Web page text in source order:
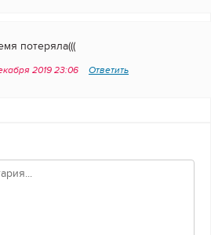
потеряла(((
2019 23:06 Ответить